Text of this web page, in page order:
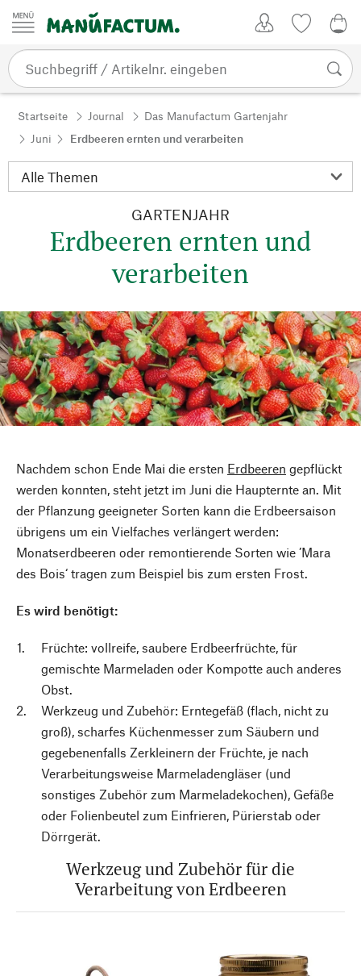
Zum Inhalt springen
Startseite Journal
Das Manufactum Gartenjahr
Juni
Erdbeeren ernten und verarbeiten
GARTENJAHR
Erdbeeren ernten und
verarbeiten
Nachdem schon Ende Mai die ersten Erdbeeren gepflückt
werden konnten, steht jetzt im Juni die Haupternte an. Mit
der Pflanzung geeigneter Sorten kann die Erdbeersaison
übrigens um ein Vielfaches verlängert werden:
Monatserdbeeren oder remontierende Sorten wie ’Mara
des Bois‘ tragen zum Beispiel bis zum ersten Frost.
Es wird benötigt:
Früchte: vollreife, saubere Erdbeerfrüchte, für
gemischte Marmeladen oder Kompotte auch anderes
Obst.
Werkzeug und Zubehör: Erntegefäß (flach, nicht zu
groß), scharfes Küchenmesser zum Säubern und
gegebenenfalls Zerkleinern der Früchte, je nach
Verarbeitungsweise Marmeladengläser (und
sonstiges Zubehör zum Marmeladekochen), Gefäße
oder Folienbeutel zum Einfrieren, Pürierstab oder
Dörrgerät.
Werkzeug und Zubehör für die
Verarbeitung von Erdbeeren